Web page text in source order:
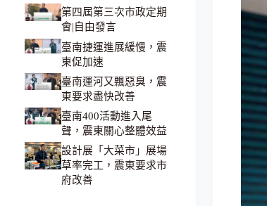
第四屆第三次市政定期
會|自由發言
臺南捷運進展緩慢，震
東促加速
臺南運河又飄惡臭，震
東要求盡快改善
臺南400活動進入尾
聲，震東關心整體效益
設計展「大菜市」展場
草率完工，震東要求市
府改善